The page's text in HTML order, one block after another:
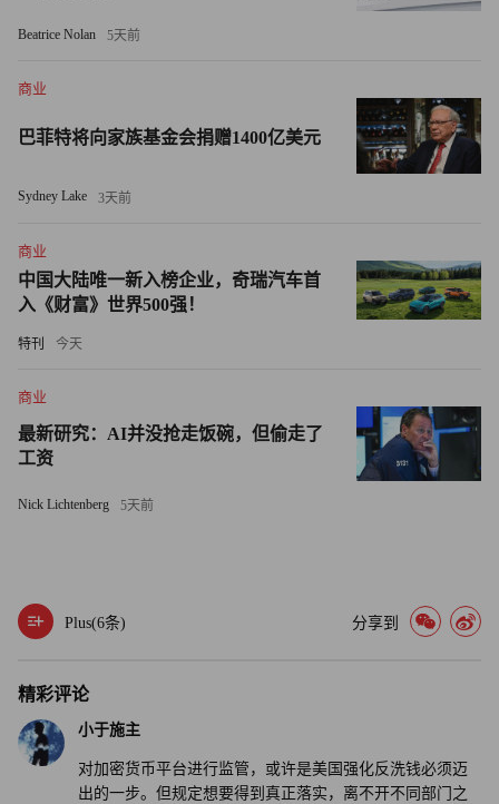
击。目前，整个行业仍未摆脱上周FTX破产所带来的影响。
赵长鹏在FTX破产中扮演了一定的角色。他先是于11月初公
发了大规模抛售。币安准备收购陷入困境的加密货币交易平
台，但赵长鹏后来取消了交易，导致FTX只能宣布破产。
审校：汪皓
Beatrice Nolan 5天前
商业
巴菲特将向家族基金会捐赠1400亿美元
Sydney Lake 3天前
商业
中国大陆唯一新入榜企业，奇瑞汽车首
入《财富》世界500强！
特刊 今天
商业
最新研究：AI并没抢走饭碗，但偷走了
工资
Nick Lichtenberg 5天前
Plus(6条) 分享到
精彩评论
小于施主
对加密货币平台进行监管，或许是美国强化反洗钱必须迈
出的一步。但规定想要得到真正落实，离不开不同部门之